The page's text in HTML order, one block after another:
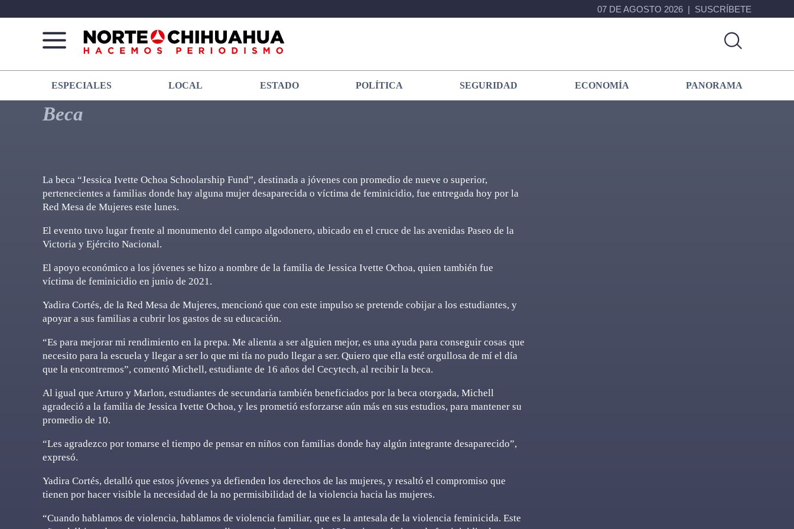
07 DE AGOSTO 2026 SUSCRÍBETE
Norte
De
Chihuahua
Más
que
noticias,
hacemos periodismo
ESPECIALES LOCAL ESTADO POLÍTICA SEGURIDAD ECONOMÍA PANORAMA
Beca
La beca “Jessica Ivette Ochoa Schoolarship Fund”, destinada a jóvenes con promedio de nueve o superior,
pertenecientes a familias donde hay alguna mujer desaparecida o víctima de feminicidio, fue entregada hoy por la
Red Mesa de Mujeres este lunes.
El evento tuvo lugar frente al monumento del campo algodonero, ubicado en el cruce de las avenidas Paseo de la
Victoria y Ejército Nacional.
El apoyo económico a los jóvenes se hizo a nombre de la familia de Jessica Ivette Ochoa, quien también fue
víctima de feminicidio en junio de 2021.
Yadira Cortés, de la Red Mesa de Mujeres, mencionó que con este impulso se pretende cobijar a los estudiantes, y
apoyar a sus familias a cubrir los gastos de su educación.
“Es para mejorar mi rendimiento en la prepa. Me alienta a ser alguien mejor, es una ayuda para conseguir cosas que
necesito para la escuela y llegar a ser lo que mi tía no pudo llegar a ser. Quiero que ella esté orgullosa de mí el día
que la encontremos”, comentó Michell, estudiante de 16 años del Cecytech, al recibir la beca.
Al igual que Arturo y Marlon, estudiantes de secundaria también beneficiados por la beca otorgada, Michell
agradeció a la familia de Jessica Ivette Ochoa, y les prometió esforzarse aún más en sus estudios, para mantener su
promedio de 10.
“Les agradezco por tomarse el tiempo de pensar en niños con familias donde hay algún integrante desaparecido”,
expresó.
Yadira Cortés, detalló que estos jóvenes ya defienden los derechos de las mujeres, y resaltó el compromiso que
tienen por hacer visible la necesidad de la no permisibilidad de la violencia hacia las mujeres.
“Cuando hablamos de violencia, hablamos de violencia familiar, que es la antesala de la violencia feminicida. Este